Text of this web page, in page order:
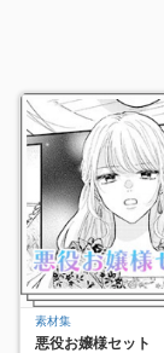
素材集
悪役お嬢様セット